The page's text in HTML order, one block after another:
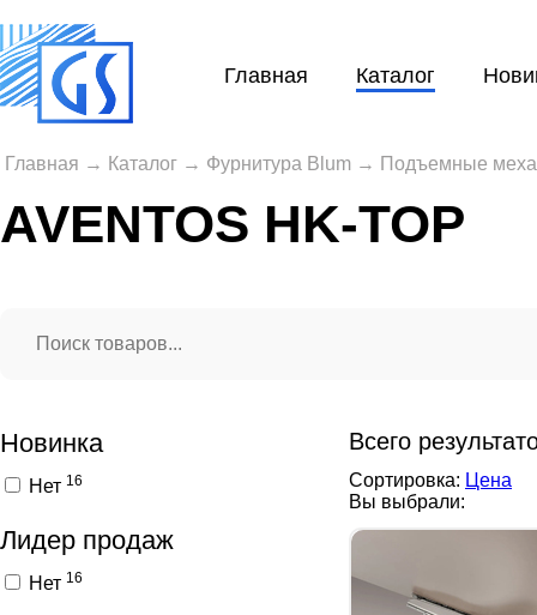
Главная Каталог
Главная → Каталог → Фурнитура Blum → Подъемные
AVENTOS HK-TOP
Новинка
Нет 16
Лидер продаж
Нет 16
Всего
Сортировка: Цена
Вы выбрали: